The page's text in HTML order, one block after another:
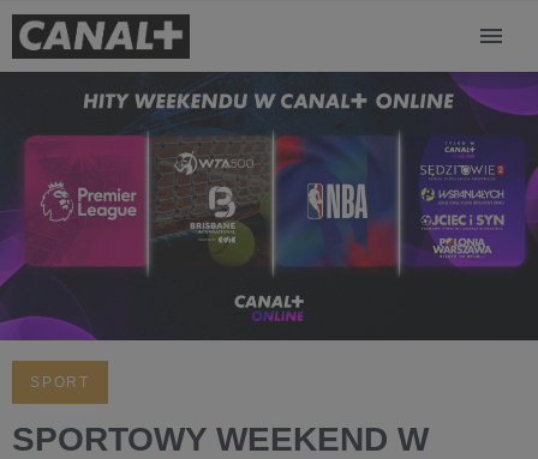
SPORT
SPORTOWY WEEKEND W